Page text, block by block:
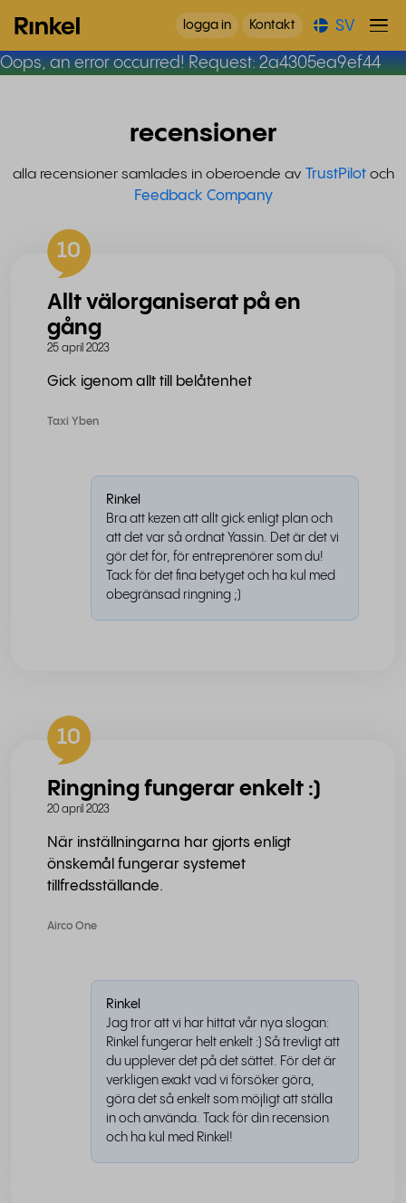
logga in Kontakt SV
Oops, an error occurred! Request: 2a4305ea9ef44
recensioner
alla recensioner samlades in oberoende av TrustPilotoch
Feedback Company
10
Allt välorganiserat på en
gång
25 april 2023
Gick igenom allt till belåtenhet
Taxi Yben
Rinkel
Bra att kezen att allt gick enligt plan och
att det var så ordnat Yassin. Det är det vi
gör det för, för entreprenörer som du!
Tack för det fina betyget och ha kul med
obegränsad ringning ;)
10
Ringning fungerar enkelt :)
20 april 2023
När inställningarna har gjorts enligt
önskemål fungerar systemet
tillfredsställande.
Airco One
Rinkel
Jag tror att vi har hittat vår nya slogan:
Rinkel fungerar helt enkelt :) Så trevligt att
du upplever det på det sättet. För det är
verkligen exakt vad vi försöker göra,
göra det så enkelt som möjligt att ställa
in och använda. Tack för din recension
och ha kul med Rinkel!